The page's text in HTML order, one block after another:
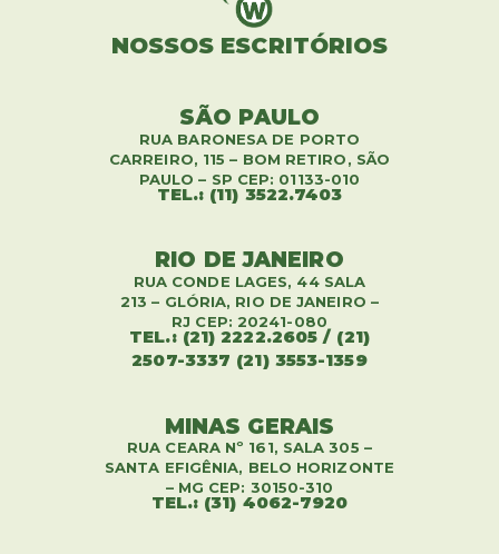
NOSSOS ESCRITÓRIOS
SÃO PAULO
RUA BARONESA DE PORTO
CARREIRO, 115 – BOM RETIRO, SÃO
PAULO – SP CEP: 01133-010
TEL.: (11) 3522.7403
RIO DE JANEIRO
RUA CONDE LAGES, 44 SALA
213 – GLÓRIA, RIO DE JANEIRO –
RJ CEP: 20241-080
TEL.: (21) 2222.2605 / (21)
2507-3337 (21) 3553-1359
MINAS GERAIS
RUA CEARA Nº 161, SALA 305 –
SANTA EFIGÊNIA, BELO HORIZONTE
– MG CEP: 30150-310
TEL.: (31) 4062-7920